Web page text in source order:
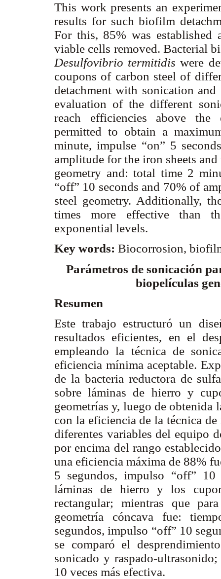
This work presents an
results for such biofilm
For this, 85% was established
viable cells removed. Bacterial
Desulfovibrio termitidis were
coupons of carbon steel of
detachment with sonication and
evaluation of the different
reach efficiencies above the
permitted to obtain a
minute, impulse “on” 5
amplitude for the iron sheets
geometry and: total time 2
“off” 10 seconds and 70% of
steel geometry. Additionally,
times more effective than
exponential levels.
Key words: Biocorrosion,
Parámetros de sonicación
biopelículas
Resumen
Este trabajo estructuró un
resultados eficientes, en el
empleando la técnica de
eficiencia mínima aceptable.
de la bacteria reductora de
sobre láminas de hierro y
geometrías y, luego de obtenida
con la eficiencia de la técnica
diferentes variables del equipo
por encima del rango
una eficiencia máxima de 88%
5 segundos, impulso “off”
láminas de hierro y los
rectangular; mientras que
geometría cóncava fue:
segundos, impulso “off” 10
se comparó el
sonicado y raspado-
10 veces más efectiva.